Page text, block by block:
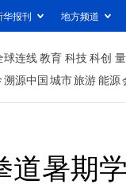
华报刊 地方频道
球连线教育 科技科创
溯源中国城市旅游能源
道暑期